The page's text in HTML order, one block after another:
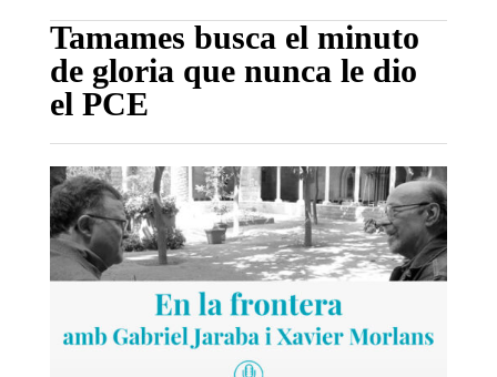
Tamames busca el minuto
de gloria que nunca le dio
el PCE